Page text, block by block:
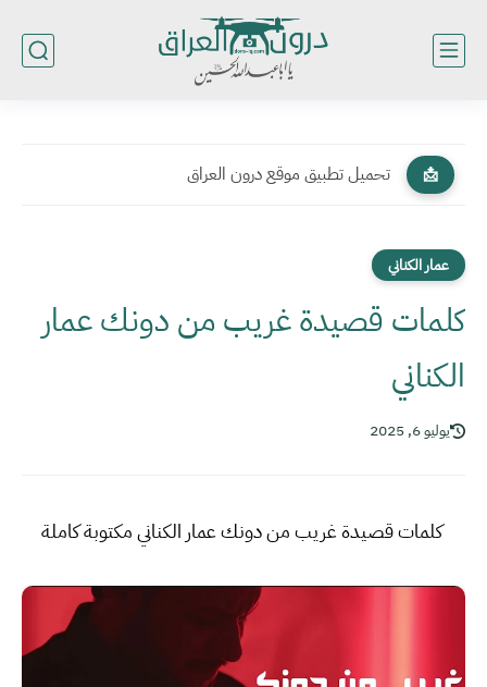
📩 تحميل تطبيق موقع درون العراق
عمار الكناني
كلمات قصيدة غريب من دونك عمار
الكناني
يوليو 6, 2025
كلمات قصيدة غريب من دونك عمار الكناني مكتوبة كاملة